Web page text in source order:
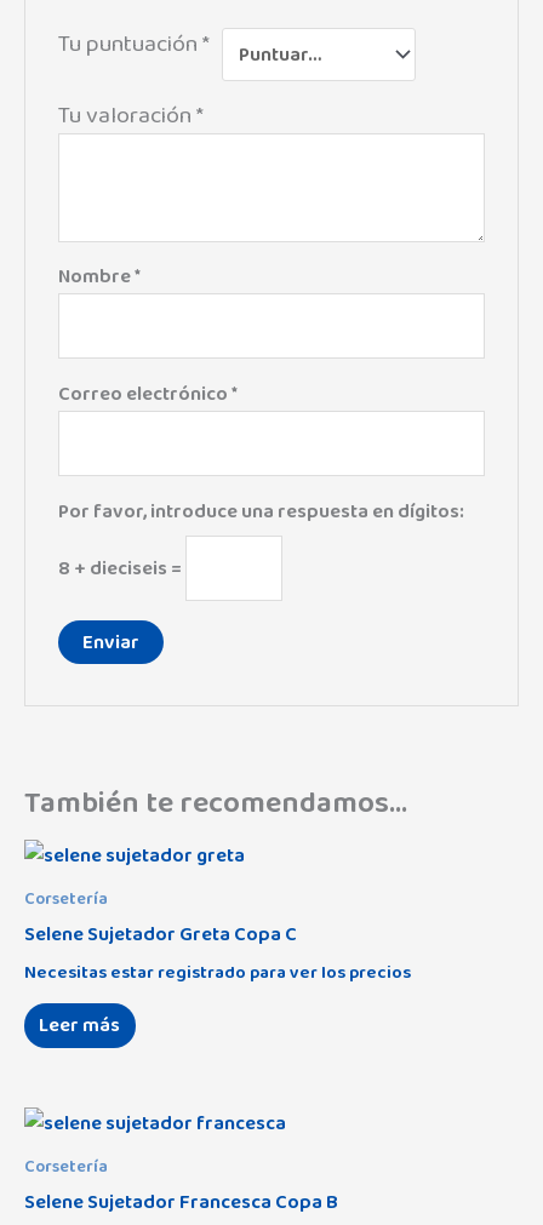
Tu puntuación*
Tu valoración*
Nombre*
Correo electrónico*
Por favor, introduce una respuesta en dígitos:
8 + dieciseis =
También te recomendamos…
Corsetería
Selene Sujetador Greta Copa C
Necesitas estar registrado para ver los precios
Leer más
Corsetería
Selene Sujetador Francesca Copa B